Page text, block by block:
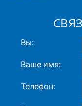
Вы:
Ваше имя:
Телефон: